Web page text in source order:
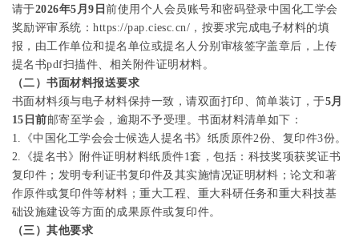
请于2026年5 月9 日前使用个人会员账号和密码登录中国化工学会
奖励评审系统：https://pap.ciesc.cn/ ，按要求完成电子材料的填
报，由工作单位和提名单位或提名人 分别审核签字盖章后，上传
提名书pdf扫描件、相关附件证明材料。
（二）书面材料报送要求
书面材料须与电子材料保持一致，请双面打印、简单装订，于5月
15 日前邮寄至学会，逾期不予受理。书面材料清单如下：
1.
《中国化工学会会士候选人提名书》纸质原件2份、复印件3份。
2.
《提名书》附件证明材料纸质件1套，包括： 科技奖项获奖证书
复印件；发明专利证书复印件及其实施情况证明材料；论文和著
作原件或复印件等材料；重大工程、重大科研任务和重大科技基
础设施建设等方面的成果原件或复印件。
（三）其他要求